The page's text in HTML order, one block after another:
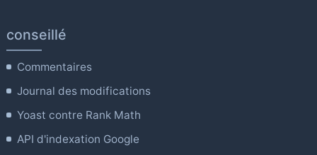
conseillé
Commentaires
Journal des modifications
Yoast contre Rank Math
API d'indexation Google